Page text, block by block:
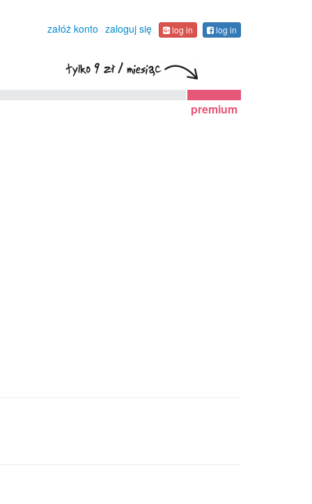
załóż konto zaloguj się log in log in
premium